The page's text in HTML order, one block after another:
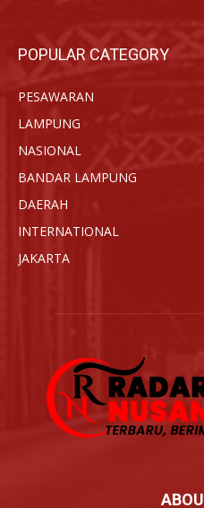
POPULAR CATEGORY
PESAWARAN
LAMPUNG
NASIONAL
BANDAR LAMPUNG
DAERAH
INTERNATIONAL
JAKARTA